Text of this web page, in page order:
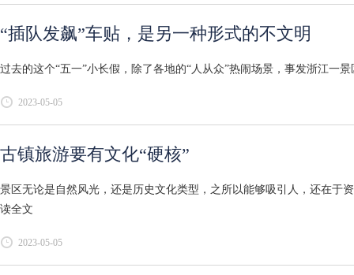
“插队发飙”车贴，是另一种形式的不文明
过去的这个“五一”小长假，除了各地的“人从众”热闹场景，事发浙江一
2023-05-05
古镇旅游要有文化“硬核”
景区无论是自然风光，还是历史文化类型，之所以能够吸引人，还在于
读全文
2023-05-05